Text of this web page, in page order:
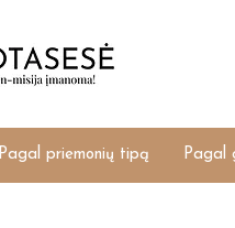
Pagal priemonių tipą Pagal